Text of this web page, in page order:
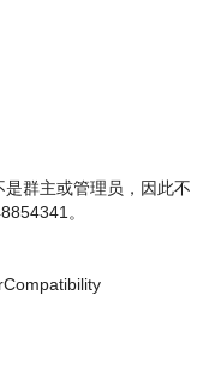
群主或管理员，因此不
。